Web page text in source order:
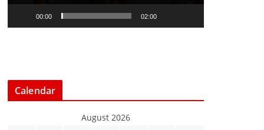
a
00:00 02:00
Calendar
August 2026